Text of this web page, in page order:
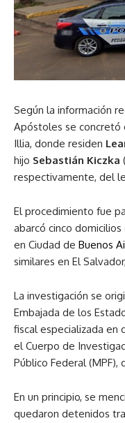
Según la información
Apóstoles se concretó
Illia, donde residen
hijo Sebastián Kiczka
respectivamente, del
El procedimiento fue
abarcó cinco
en Ciudad de Buenos
similares en El
La investigación se
Embajada de los
fiscal especializada en
el Cuerpo de
Público Federal (MPF),
En un principio, se
quedaron detenidos